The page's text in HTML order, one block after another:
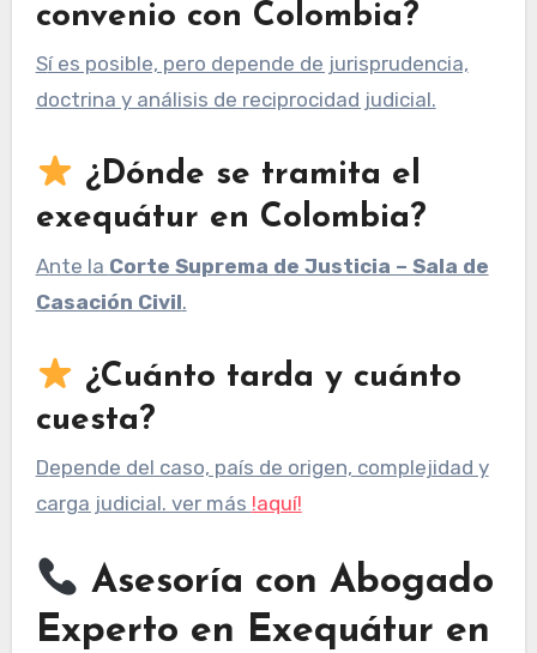
convenio con Colombia?
Sí es posible, pero depende de jurisprudencia,
doctrina y análisis de reciprocidad judicial.
¿Dónde se tramita el
exequátur en Colombia?
Ante la Corte Suprema de Justicia – Sala de
Casación Civil.
¿Cuánto tarda y cuánto
cuesta?
Depende del caso, país de origen, complejidad y
carga judicial. ver más !aquí!
Asesoría con Abogado
Experto en Exequátur en